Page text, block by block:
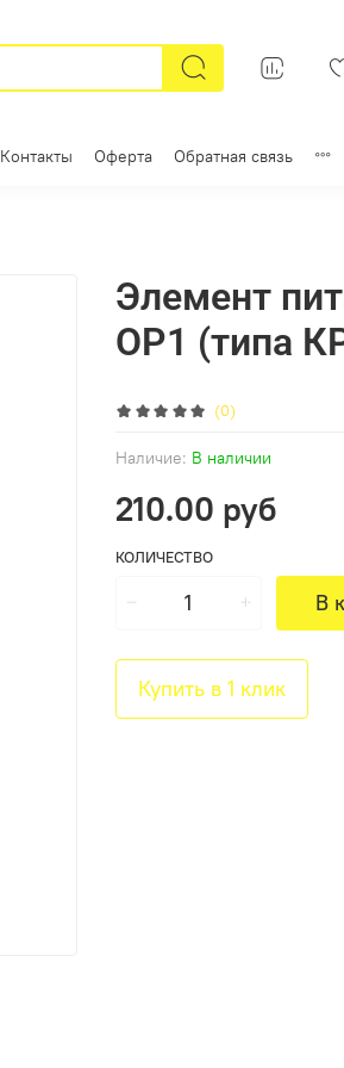
Контакты Оферта Обратная связь
(0)
Наличие: В наличии
Элемент
ОP1 (типа
210.00 руб
КОЛИЧЕСТВО
В
Купить в 1 клик